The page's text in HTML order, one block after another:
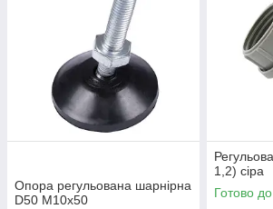
Опора регульована шарнірна
D50 М10x50
1,2) сіра
Готово